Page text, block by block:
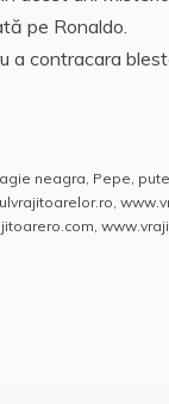
pe Ronaldo.
a contracara
neagra, Pepe,
,
,